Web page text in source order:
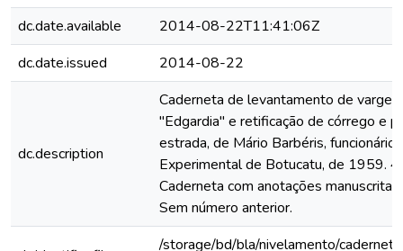
dc.date.available
2014-08-22T11:41:06Z
dc.date.issued
2014-08-22
dc.description
Caderneta de levantamento de
"Edgardia" e retificação de córrego e
estrada, de Mário Barbéris, funcionário
Experimental de Botucatu, de 1959.
Caderneta com anotações manuscritas
Sem número anterior.
/storage/bd/bla/nivelamento/